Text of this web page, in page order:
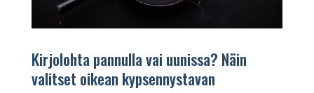
Kirjolohta pannulla vai uunissa? Näin
valitset oikean kypsennystavan